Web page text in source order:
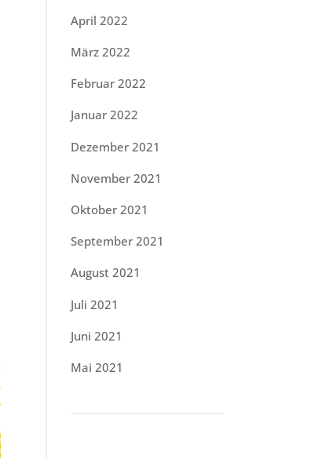
April 2022
März 2022
Februar 2022
Januar 2022
Dezember 2021
November 2021
Oktober 2021
September 2021
August 2021
Juli 2021
Juni 2021
Mai 2021